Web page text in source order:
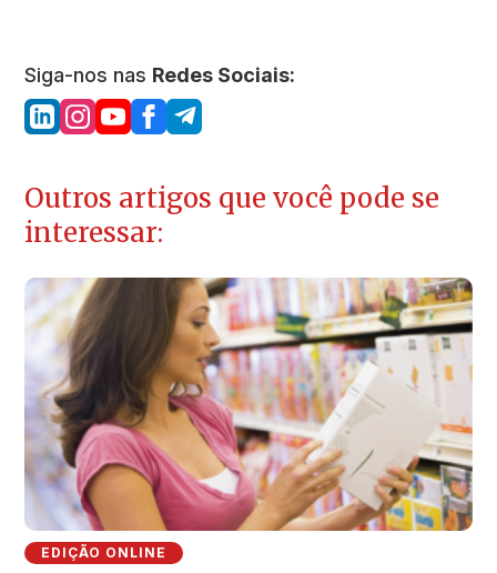
Siga-nos nas Redes Sociais:
Outros artigos que você pode se
interessar:
EDIÇÃO ONLINE